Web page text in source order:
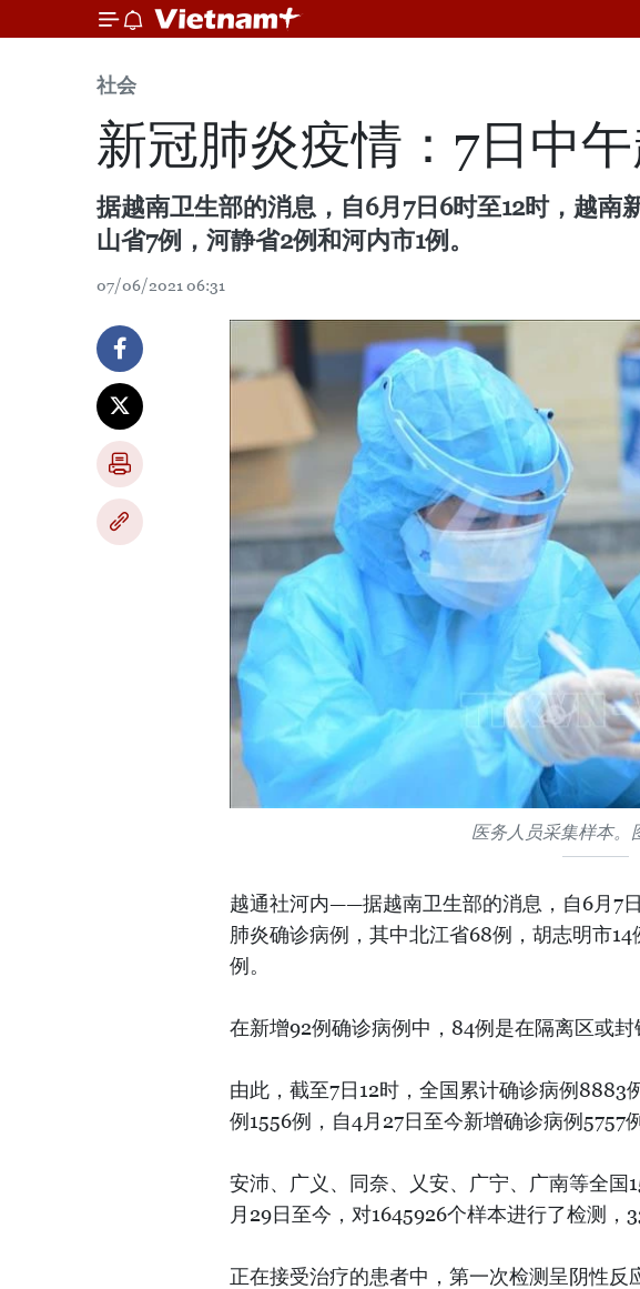
社会
新冠肺炎疫情：7日中
据越南卫生部的消息，自6月7日6时至12时，越
山省7例，河静省2例和河内市1例。
07/06/2021 06:31
医务人员采集样本。
越通社河内——据越南卫生部的消息，自6月7
肺炎确诊病例，其中北江省68例，胡志明市
例。
在新增92例确诊病例中，84例是在隔离区或封
由此，截至7日12时，全国累计确诊病例8883
例1556例，自4月27日至今新增确诊病例5757例
安沛、广义、同奈、乂安、广宁、广南等全国
月29日至今，对1645926个样本进行了检测，
正在接受治疗的患者中，第一次检测呈阴性